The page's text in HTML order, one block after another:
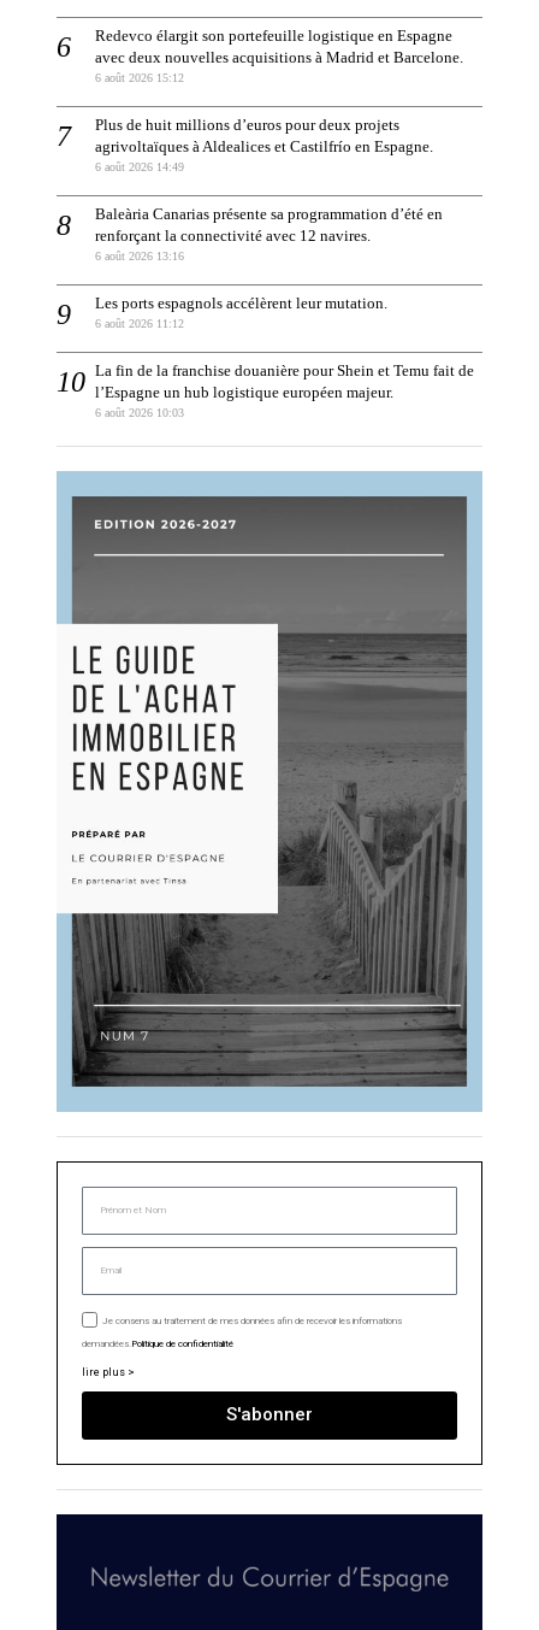
Redevco élargit son portefeuille logistique en Espagne
avec deux nouvelles acquisitions à Madrid et Barcelone.
6 août 2026 15:12
Plus de huit millions d’euros pour deux projets
agrivoltaïques à Aldealices et Castilfrío en Espagne.
6 août 2026 14:49
Baleària Canarias présente sa programmation d’été en
renforçant la connectivité avec 12 navires.
6 août 2026 13:16
Les ports espagnols accélèrent leur mutation.
6 août 2026 11:12
La fin de la franchise douanière pour Shein et Temu fait de
l’Espagne un hub logistique européen majeur.
6 août 2026 10:03
Je consens au traitement de mes données afin de recevoir les informations
demandées. Politique de confidentialité
lire plus >
S'abonner